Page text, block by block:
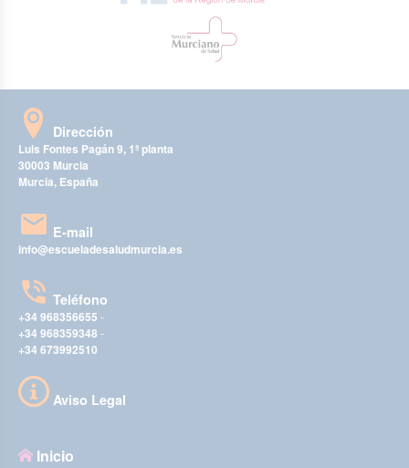
Dirección
Luis Fontes Pagán 9, 1ª planta
30003 Murcia
Murcia, España
E-mail
info@escueladesaludmurcia.es
Teléfono
+34 968356655 -
+34 968359348 -
+34 673992510
Aviso Legal
Inicio